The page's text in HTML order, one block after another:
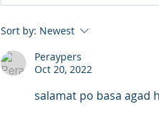
Sort by: Newest
Peraypers
Oct 20, 2022
salamat po basa agad